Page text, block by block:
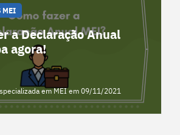
MEI
a Declaração Anual
agora!
em MEIem 09/11/2021